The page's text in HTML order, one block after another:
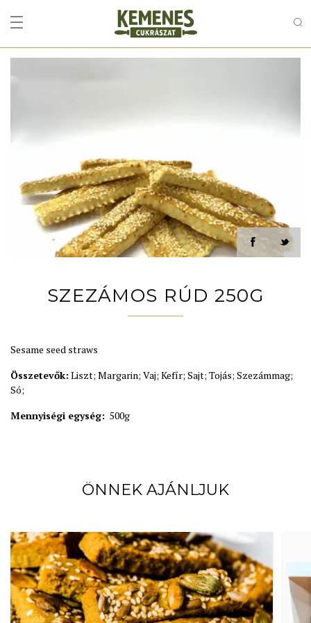
SZEZÁMOS RÚD 250G
Sesame seed straws
Összetevők: Liszt; Margarin; Vaj; Kefír; Sajt; Tojás; Szezámmag;
Só;
Mennyiségi egység: 500g
ÖNNEK AJÁNLJUK